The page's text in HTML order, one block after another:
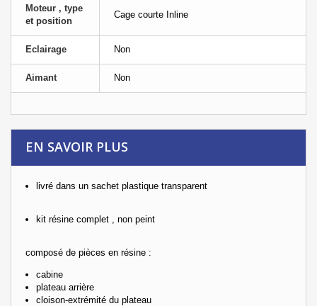
Moteur , type
et position
Cage courte Inline
Eclairage Non
Aimant Non
EN SAVOIR PLUS
livré dans un sachet plastique transparent
kit résine complet , non peint
composé de pièces en résine :
cabine
plateau arrière
cloison-extrémité du plateau